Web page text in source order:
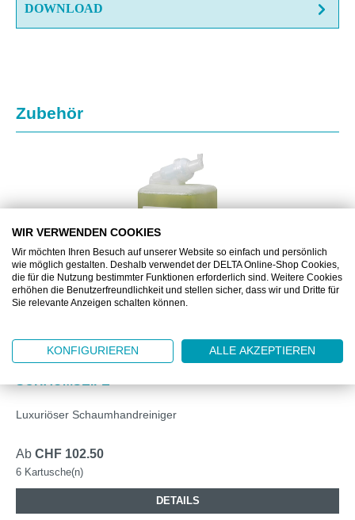
DOWNLOAD
Produktgalerie überspringen
Zubehör
KC6386
KLEENEX® BOTANICS™ FRESH LUXUS-
Luxuriöser Schaumhandreiniger
Ab CHF 102.50
6 Kartusche(n)
DETAILS
WIR VERWENDEN COOKIES
Wir möchten Ihren Besuch auf unserer Website so einfach und persönlich
wie möglich gestalten. Deshalb verwendet der DELTA Online-Shop Cookies,
die für die Nutzung bestimmter Funktionen erforderlich sind. Weitere Cookies
erhöhen die Benutzerfreundlichkeit und stellen sicher, dass wir und Dritte für
Sie relevante Anzeigen schalten können.
KONFIGURIEREN ALLE AKZEPTIEREN